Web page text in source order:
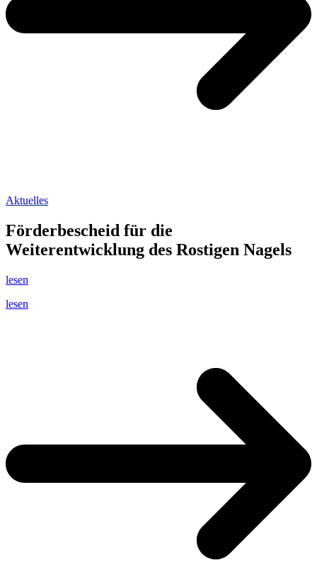
Aktuelles
Förderbescheid für die
Weiterentwicklung des Rostigen Nagels
lesen
lesen